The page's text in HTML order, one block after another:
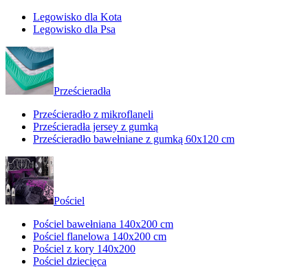
Legowisko dla Kota
Legowisko dla Psa
Prześcieradła
Prześcieradło z mikroflaneli
Prześcieradła jersey z gumką
Prześcieradło bawełniane z gumką 60x120 cm
Pościel
Pościel bawełniana 140x200 cm
Pościel flanelowa 140x200 cm
Pościel z kory 140x200
Pościel dziecięca